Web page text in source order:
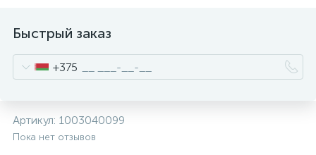
Быстрый заказ
+375
Артикул: 1003040099
Пока нет отзывов